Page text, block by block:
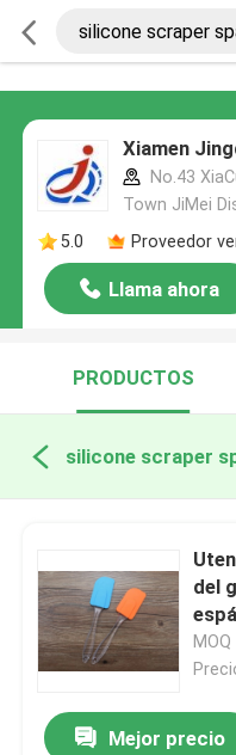
Xiamen
No.43
Town JiMei
5.0
Proveedor
Llama ahora
PRODUCTOS
del
con
Mejor precio